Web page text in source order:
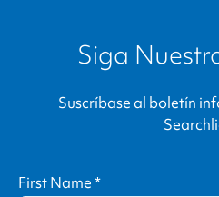
Siga
Suscríbase al boletín
First Name*